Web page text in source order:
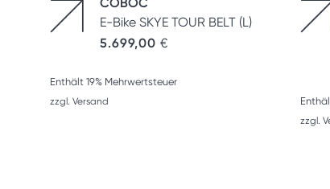
E-Bike SKYE TOUR BELT (L)
5.699,00 €
Enthält 19% Mehrwertsteuer
zzgl. Versand
zzgl.